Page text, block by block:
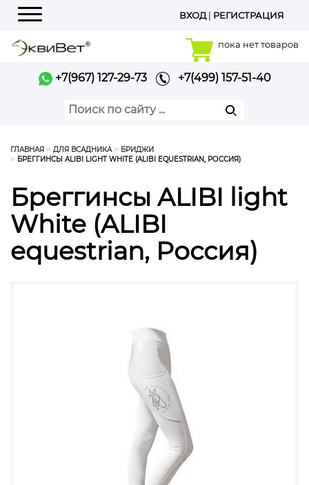
Меню
ВХОД| РЕГИСТРАЦИЯ
пока нет товаров
+7(967) 127-29-73 +7(499) 157-51-40
ГЛАВНАЯ ДЛЯ ВСАДНИКА
БРИДЖИ
БРЕГГИНСЫ ALIBI LIGHT WHITE (ALIBI EQUESTRIAN, РОССИЯ)
Бреггинсы ALIBI light
White (ALIBI
equestrian, Россия)